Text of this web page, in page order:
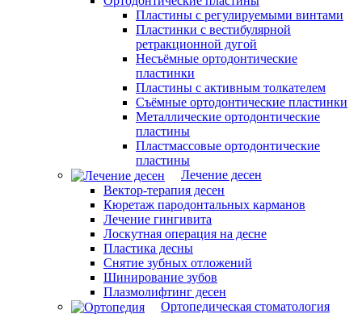
Пластины с регулируемыми винтами
Пластинки с вестибулярной
ретракционной дугой
Несъёмные ортодонтические
пластинки
Пластины с активным толкателем
Съёмные ортодонтические пластинки
Металлические ортодонтические
пластины
Пластмассовые ортодонтические
пластины
Лечение десен
Вектор-терапия десен
Кюретаж пародонтальных карманов
Лечение гингивита
Лоскутная операция на десне
Пластика десны
Снятие зубных отложений
Шинирование зубов
Плазмолифтинг десен
Ортопедическая стоматология